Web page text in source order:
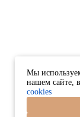
Мы
нашем сайте,
cookies